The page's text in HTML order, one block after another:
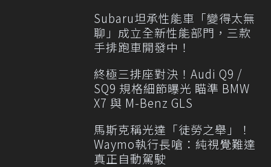
Subaru坦承性能車「變得太無
聊」成立全新性能部門，三款
手排跑車開發中！
終極三排座對決！Audi Q9 /
SQ9 規格細節曝光 瞄準 BMW
X7 與 M-Benz GLS
馬斯克稱光達「徒勞之舉」！
Waymo執行長嗆：純視覺難達
真正自動駕駛